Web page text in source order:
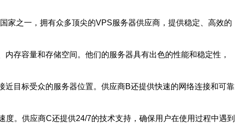
家之一，拥有众多顶尖的VPS服务器供应商，提供稳定、高效的
存容量和存储空间。他们的服务器具有出色的性能和稳定性，
目标受众的服务器位置。供应商B还提供快速的网络连接和可靠
。供应商C还提供24/7的技术支持，确保用户在使用过程中遇到